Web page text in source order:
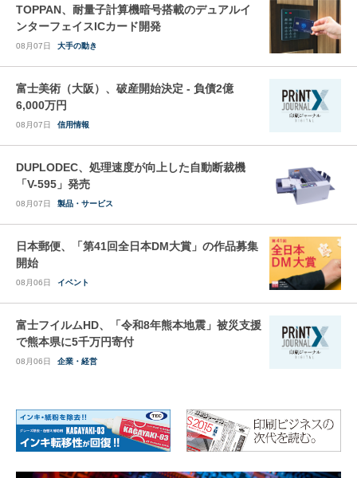
TOPPAN、耐量子計算機暗号搭載のデュアルイ
ンターフェイスICカード開発
08月07日 大手の動き
富士美術（大阪）、破産開始決定 - 負債2億
6,000万円
08月07日 信用情報
DUPLODEC、処理速度が向上した自動断裁機
「V-595」発売
08月07日 製品・サービス
日本郵便、「第41回全日本DM大賞」の作品募集
開始
08月06日 イベント
富士フイルムHD、「令和8年熊本地震」被災支援
で熊本県に5千万円寄付
08月06日 企業・経営